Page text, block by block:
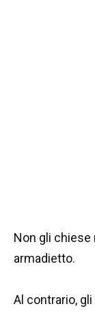
Non gli chiese
armadietto.
Al contrario,